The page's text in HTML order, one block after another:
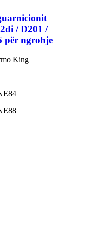
/ D201 /
për ngrohje
King